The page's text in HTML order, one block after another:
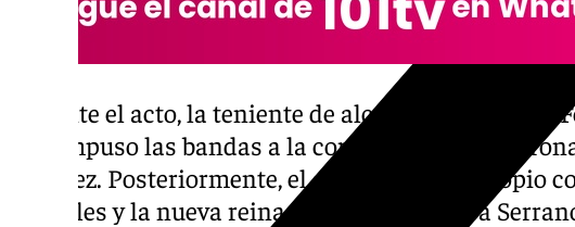
Durante el acto, la teniente de alcalde delegada de
Cid, impuso las bandas a la corte infantil y la
Vázquez. Posteriormente, el alcalde hizo lo propio
juveniles y la nueva reina de las fiestas, Alba